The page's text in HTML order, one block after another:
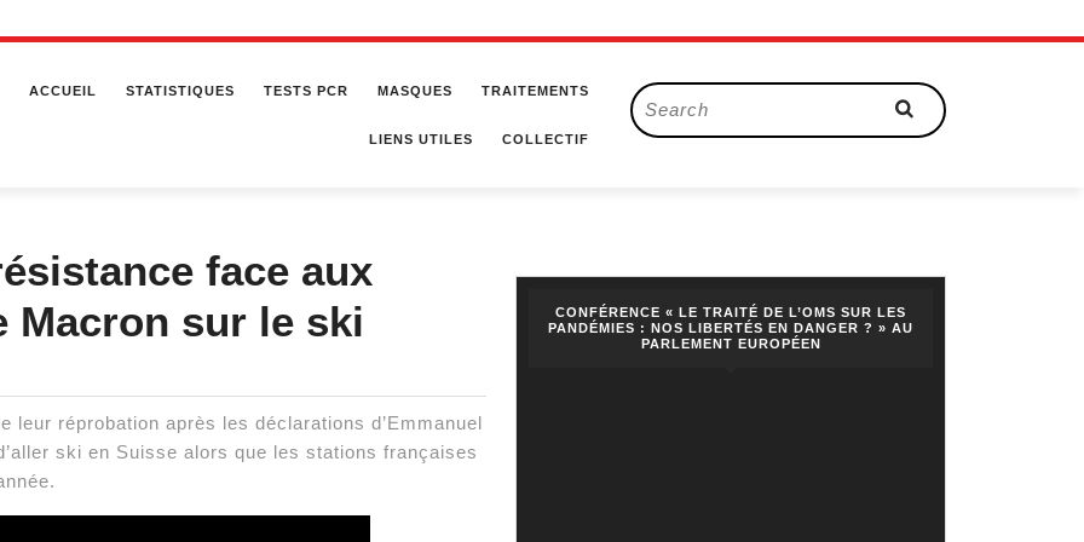
ACCUEIL STATISTIQUES TESTS PCR MASQUES TRAITEMENTS
LIENS UTILES COLLECTIF
Search
for:
face aux
Macron sur le ski
réprobation après les déclarations d’Emmanuel
ski en Suisse alors que les stations françaises
CONFÉRENCE « LE TRAITÉ DE L’OMS SUR LES
PANDÉMIES : NOS LIBERTÉS EN DANGER ? » AU
PARLEMENT EUROPÉEN